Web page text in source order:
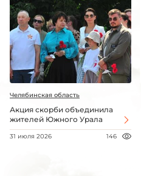
Челябинская область
Акция скорби объединила
жителей Южного Урала
31 июля 2026 146